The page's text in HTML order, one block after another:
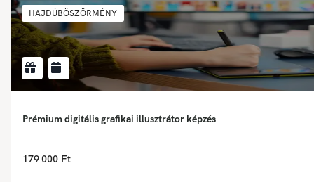
HAJDÚBÖSZÖRMÉNY
Prémium digitális grafikai illusztrátor képzés
179 000 Ft